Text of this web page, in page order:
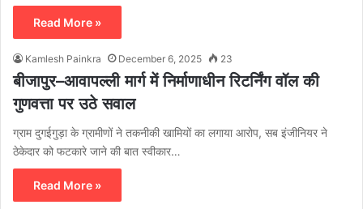
Read More »
Kamlesh Painkra December 6, 2025 23
बीजापुर–आवापल्ली मार्ग में निर्माणाधीन रिटर्निंग वॉल की
गुणवत्ता पर उठे सवाल
ग्राम दुगईगुड़ा के ग्रामीणों ने तकनीकी खामियों का लगाया आरोप, सब इंजीनियर ने
ठेकेदार को फटकारे जाने की बात स्वीकार…
Read More »